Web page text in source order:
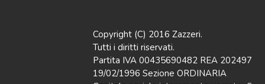
Copyright (C) 2016 Zazzeri.
Tutti i diritti riservati.
Partita IVA 00435690482 REA 202497
19/02/1996 Sezione ORDINARIA